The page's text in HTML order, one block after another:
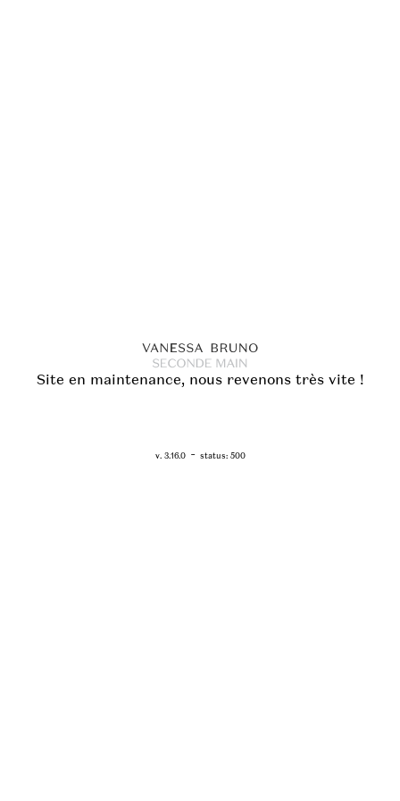
Site en maintenance, nous revenons très vite !
v. 3.16.0- status: 500